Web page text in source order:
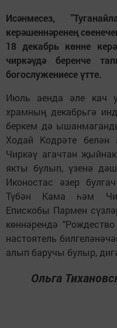
Исәнмесез,
керәшеннәренең
18 декабрь көнне
чиркәүдә беренче
богослужениесе үтте.
Июль аенда әле кач
храмның декабрьгә
беркем дә
Ходай Кодрәте белән
Чиркәү агачтан
якты булып, үзенә
Иконостас әзер
Түбән Кама һәм
Епискобы Пармен
көннәрендә
настоятель
алып баручы булыр,
Ольга